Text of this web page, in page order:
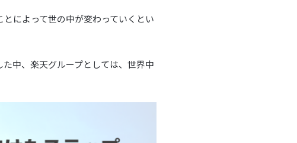
によって世の中が変わっていくとい
中、楽天グループとしては、世界中